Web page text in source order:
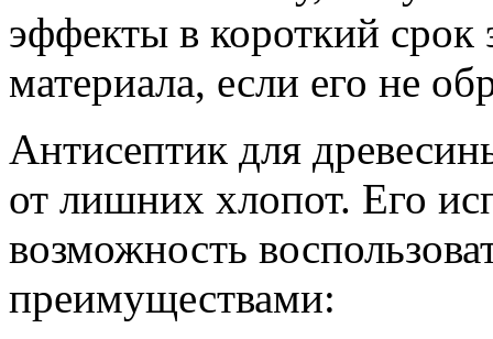
эффекты в короткий срок
материала, если его не
Антисептик для
от лишних хлопот. Его
возможность
преимуществами: